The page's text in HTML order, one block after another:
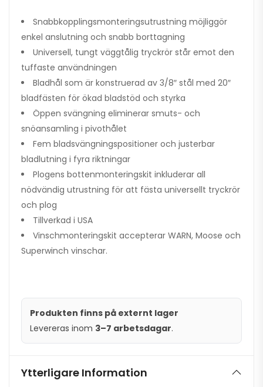
Snabbkopplingsmonteringsutrustning möjliggör
enkel anslutning och snabb borttagning
Universell, tungt väggtålig tryckrör står emot den
tuffaste användningen
Bladhål som är konstruerad av 3/8″ stål med 20″
bladfästen för ökad bladstöd och styrka
Öppen svängning eliminerar smuts- och
snöansamling i pivothålet
Fem bladsvängningspositioner och justerbar
bladlutning i fyra riktningar
Plogens bottenmonteringskit inkluderar all
nödvändig utrustning för att fästa universellt tryckrör
och plog
Tillverkad i USA
Vinschmonteringskit accepterar WARN, Moose och
Superwinch vinschar.
Produkten finns på externt lager
Levereras inom 3–7 arbetsdagar.
Ytterligare Information